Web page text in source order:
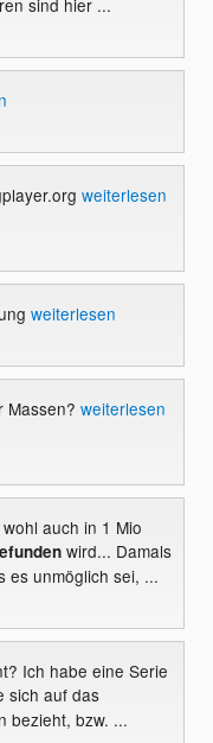
weiterlesen
weiterlesen
Massen? weiterlesen
auch in 1 Mio
wird... Damals
es unmöglich sei, ...
Ich habe eine Serie
sich auf das
bezieht, bzw. ...